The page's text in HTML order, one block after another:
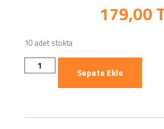
179,00
10 adet stokta
Sepete Ekle